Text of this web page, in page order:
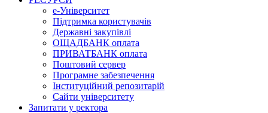
е-Університет
Підтримка користувачів
Державні закупівлі
ОЩАДБАНК оплата
ПРИВАТБАНК оплата
Поштовий сервер
Програмне забезпечення
Інституційний репозитарій
Сайти університету
Запитати у ректора